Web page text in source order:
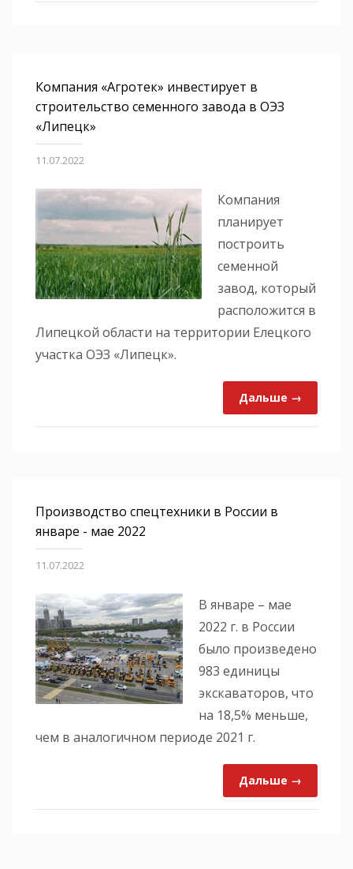
Компания «Агротек» инвестирует в
строительство семенного завода в ОЭЗ
«Липецк»
11.07.2022
Компания
планирует
построить
семенной
завод, который
расположится в
Липецкой области на территории Елецкого
участка ОЭЗ «Липецк».
Дальше →
Производство спецтехники в России в
январе - мае 2022
11.07.2022
В январе – мае
2022 г. в России
было произведено
983 единицы
экскаваторов, что
на 18,5% меньше,
чем в аналогичном периоде 2021 г.
Дальше →